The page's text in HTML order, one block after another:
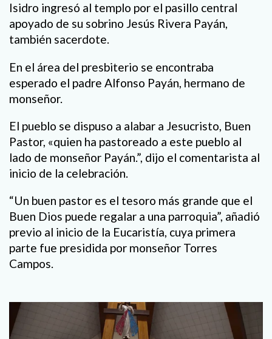
Isidro ingresó al templo por el pasillo central
apoyado de su sobrino Jesús Rivera Payán,
también sacerdote.
En el área del presbiterio se encontraba
esperado el padre Alfonso Payán, hermano de
monseñor.
El pueblo se dispuso a alabar a Jesucristo, Buen
Pastor, «quien ha pastoreado a este pueblo al
lado de monseñor Payán.”, dijo el comentarista al
inicio de la celebración.
“Un buen pastor es el tesoro más grande que el
Buen Dios puede regalar a una parroquia”, añadió
previo al inicio de la Eucaristía, cuya primera
parte fue presidida por monseñor Torres
Campos.